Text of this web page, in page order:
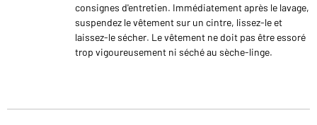
consignes d'entretien. Immédiatement après le lavage,
suspendez le vêtement sur un cintre, lissez-le et
laissez-le sécher. Le vêtement ne doit pas être essoré
trop vigoureusement ni séché au sèche-linge.